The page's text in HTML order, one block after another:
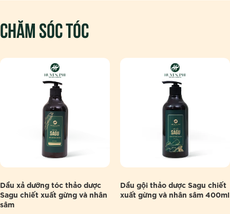
Chăm sóc tóc
Dầu xả dưỡng tóc thảo dược
Sagu chiết xuất gừng và nhân
sâm
Dầu gội thảo dược Sagu chiết
xuất gừng và nhân sâm 400ml